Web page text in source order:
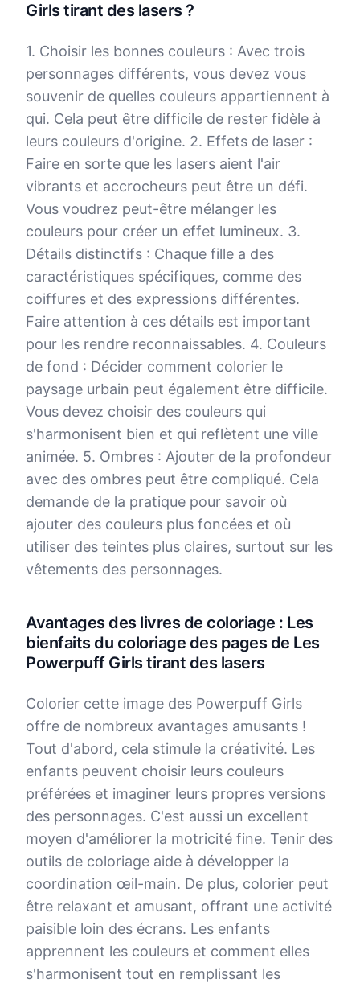
Girls tirant des lasers ?
1. Choisir les bonnes couleurs : Avec trois
personnages différents, vous devez vous
souvenir de quelles couleurs appartiennent à
qui. Cela peut être difficile de rester fidèle à
leurs couleurs d'origine. 2. Effets de laser :
Faire en sorte que les lasers aient l'air
vibrants et accrocheurs peut être un défi.
Vous voudrez peut-être mélanger les
couleurs pour créer un effet lumineux. 3.
Détails distinctifs : Chaque fille a des
caractéristiques spécifiques, comme des
coiffures et des expressions différentes.
Faire attention à ces détails est important
pour les rendre reconnaissables. 4. Couleurs
de fond : Décider comment colorier le
paysage urbain peut également être difficile.
Vous devez choisir des couleurs qui
s'harmonisent bien et qui reflètent une ville
animée. 5. Ombres : Ajouter de la profondeur
avec des ombres peut être compliqué. Cela
demande de la pratique pour savoir où
ajouter des couleurs plus foncées et où
utiliser des teintes plus claires, surtout sur les
vêtements des personnages.
Avantages des livres de coloriage : Les
bienfaits du coloriage des pages de Les
Powerpuff Girls tirant des lasers
Colorier cette image des Powerpuff Girls
offre de nombreux avantages amusants !
Tout d'abord, cela stimule la créativité. Les
enfants peuvent choisir leurs couleurs
préférées et imaginer leurs propres versions
des personnages. C'est aussi un excellent
moyen d'améliorer la motricité fine. Tenir des
outils de coloriage aide à développer la
coordination œil-main. De plus, colorier peut
être relaxant et amusant, offrant une activité
paisible loin des écrans. Les enfants
apprennent les couleurs et comment elles
s'harmonisent tout en remplissant les